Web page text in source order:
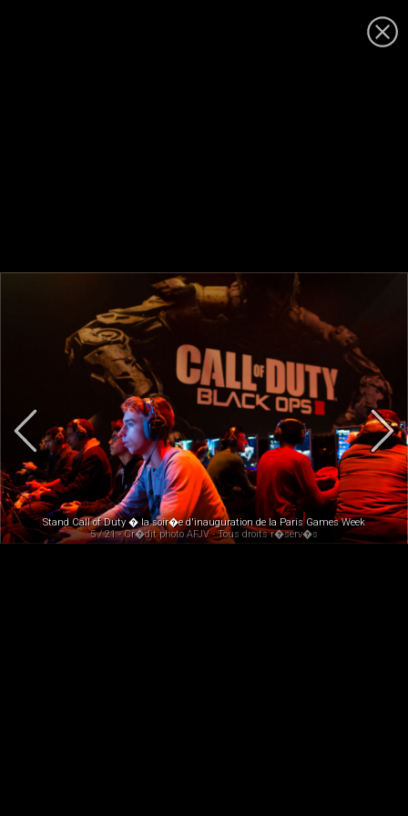
Stand Call of Duty � la soir�e d'inauguration de la Paris Games Week
5 / 21 - Cr�dit photo AFJV - Tous droits r�serv�s